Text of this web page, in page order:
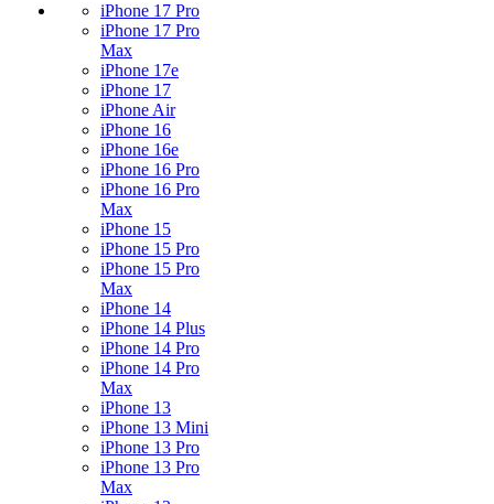
iPhone 17 Pro
iPhone 17 Pro
Max
iPhone 17e
iPhone 17
iPhone Air
iPhone 16
iPhone 16e
iPhone 16 Pro
iPhone 16 Pro
Max
iPhone 15
iPhone 15 Pro
iPhone 15 Pro
Max
iPhone 14
iPhone 14 Plus
iPhone 14 Pro
iPhone 14 Pro
Max
iPhone 13
iPhone 13 Mini
iPhone 13 Pro
iPhone 13 Pro
Max